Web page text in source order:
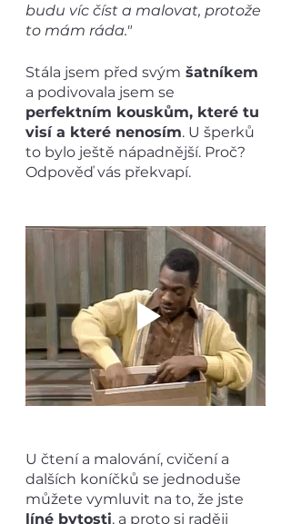
budu víc číst a malovat, protože
to mám ráda."
Stála jsem před svým šatníkem
a podivovala jsem se
perfektním kouskům, které tu
visí a které nenosím. U šperků
to bylo ještě nápadnější. Proč?
Odpověď vás překvapí.
U čtení a malování, cvičení a
dalších koníčků se jednoduše
můžete vymluvit na to, že jste
líné bytosti, a proto si raději